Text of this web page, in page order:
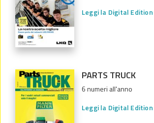
Leggi la Digital Edition
PARTS TRUCK
6 numeri all'anno
Leggi la Digital Edition